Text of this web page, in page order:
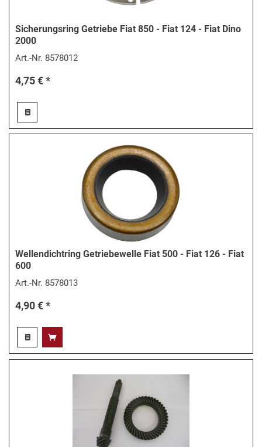
Sicherungsring Getriebe Fiat 850 - Fiat 124 - Fiat Dino
2000
Art.-Nr. 8578012
4,75 € *
Wellendichtring Getriebewelle Fiat 500 - Fiat 126 - Fiat
600
Art.-Nr. 8578013
4,90 € *